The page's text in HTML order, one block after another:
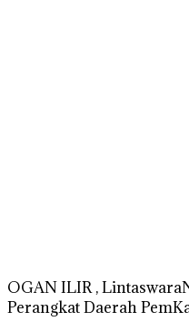
OGAN ILIR ,
Perangkat Daerah